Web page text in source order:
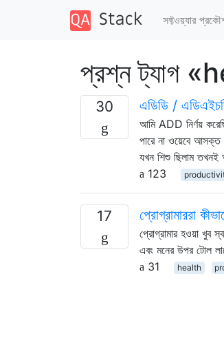
সফ্টওয়্যার
প্রশ্ন ট্যাগ
30 এডিডি /
আমি ADD নির্ণয়
পারে না ওয়েবে
যখন শিশু ছিলাম তখনই
123
17 প্রোগ্রামাররা
প্রোগ্রামার হওয়া খুব
এবং মনের উপর টোল
31
health